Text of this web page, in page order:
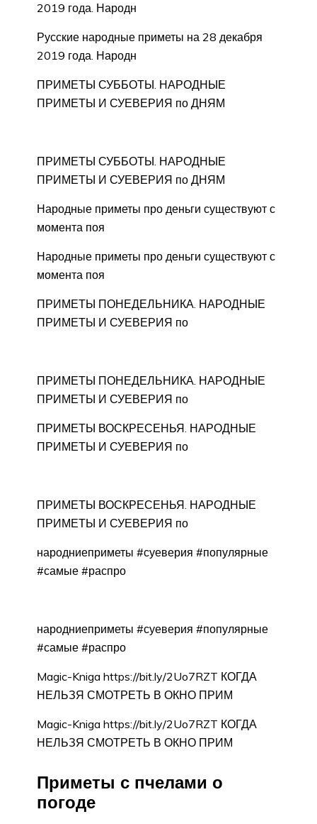
2019 года. Народн
Русские народные приметы на 28 декабря
2019 года. Народн
ПРИМЕТЫ СУББОТЫ. НАРОДНЫЕ
ПРИМЕТЫ И СУЕВЕРИЯ по ДНЯМ
ПРИМЕТЫ СУББОТЫ. НАРОДНЫЕ
ПРИМЕТЫ И СУЕВЕРИЯ по ДНЯМ
Народные приметы про деньги существуют с
момента поя
Народные приметы про деньги существуют с
момента поя
ПРИМЕТЫ ПОНЕДЕЛЬНИКА. НАРОДНЫЕ
ПРИМЕТЫ И СУЕВЕРИЯ по
ПРИМЕТЫ ПОНЕДЕЛЬНИКА. НАРОДНЫЕ
ПРИМЕТЫ И СУЕВЕРИЯ по
ПРИМЕТЫ ВОСКРЕСЕНЬЯ. НАРОДНЫЕ
ПРИМЕТЫ И СУЕВЕРИЯ по
ПРИМЕТЫ ВОСКРЕСЕНЬЯ. НАРОДНЫЕ
ПРИМЕТЫ И СУЕВЕРИЯ по
народниеприметы #суеверия #популярные
#самые #распро
народниеприметы #суеверия #популярные
#самые #распро
Magic-Kniga https://bit.ly/2Uo7RZT КОГДА
НЕЛЬЗЯ СМОТРЕТЬ В ОКНО ПРИМ
Magic-Kniga https://bit.ly/2Uo7RZT КОГДА
НЕЛЬЗЯ СМОТРЕТЬ В ОКНО ПРИМ
Приметы с пчелами о
погоде